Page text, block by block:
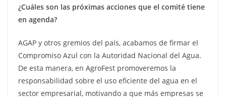
¿Cuáles son las próximas acciones que el comité tiene
en agenda?
AGAP y otros gremios del país, acabamos de firmar el
Compromiso Azul con la Autoridad Nacional del Agua.
De esta manera, en AgroFest promoveremos la
responsabilidad sobre el uso eficiente del agua en el
sector empresarial, motivando a que más empresas se